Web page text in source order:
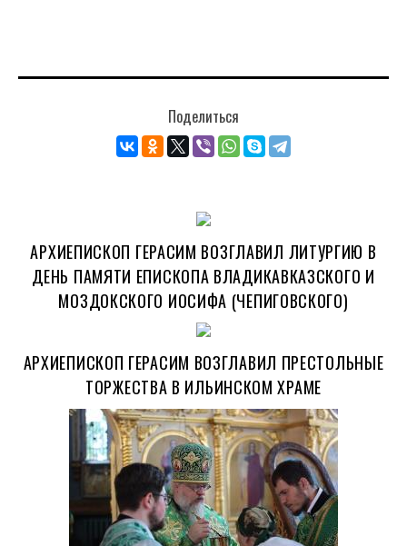
Поделиться
АРХИЕПИСКОП ГЕРАСИМ ВОЗГЛАВИЛ ЛИТУРГИЮ В
ДЕНЬ ПАМЯТИ ЕПИСКОПА ВЛАДИКАВКАЗСКОГО И
МОЗДОКСКОГО ИОСИФА (ЧЕПИГОВСКОГО)
АРХИЕПИСКОП ГЕРАСИМ ВОЗГЛАВИЛ ПРЕСТОЛЬНЫЕ
ТОРЖЕСТВА В ИЛЬИНСКОМ ХРАМЕ